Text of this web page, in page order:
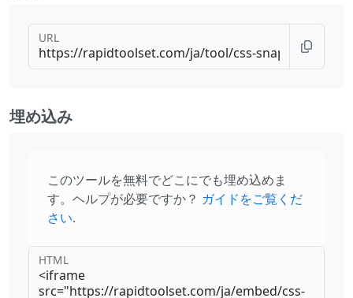
URL
埋め込み
このツールを無料でどこにでも埋め込めま
す。ヘルプが必要ですか？ ガイドをご覧くだ
さい.
HTML